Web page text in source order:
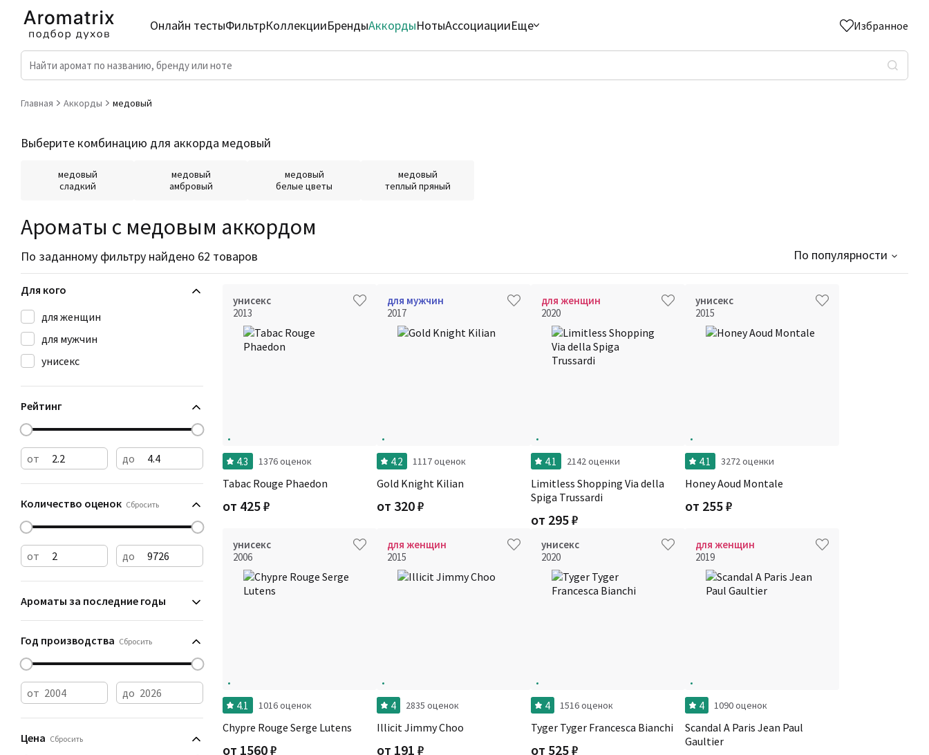
Онлайн тестыФильтрКоллекцииБрендыАккордыНотыАссоциацииЕще Избранное
Главная Аккорды медовый
Выберите комбинацию для аккорда медовый
медовый
сладкий
медовый
амбровый
медовый
белые цветы
медовый
теплый пряный
Ароматы с медовым аккордом
По заданному фильтру найдено 62 товаров По популярности
Для кого
для женщин
для мужчин
унисекс
Рейтинг
от до
Количество оценок Сбросить
от до
Ароматы за последние годы
Год производства Сбросить
от до
Цена Сбросить
унисекс
2013
4.3 1376 оценок
Tabac Rouge Phaedon
от 425₽
для мужчин
2017
4.2 1117 оценок
Gold Knight Kilian
от 320₽
для женщин
2020
4.1 2142 оценки
Limitless Shopping Via della
Spiga Trussardi
от 295₽
унисекс
2015
4.1 3272 оценки
Honey Aoud Montale
от 255₽
унисекс
2006
4.1 1016 оценок
Chypre Rouge Serge Lutens
от 1560₽
для женщин
2015
4 2835 оценок
Illicit Jimmy Choo
от 191 ₽
унисекс
2020
4 1516 оценок
Tyger Tyger Francesca Bianchi
от 525₽
для женщин
2019
4 1090 оценок
Scandal A Paris Jean Paul
Gaultier